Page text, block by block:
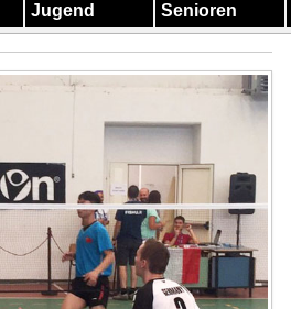
Jugend Senioren